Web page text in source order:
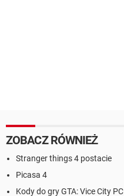
ZOBACZ RÓWNIEŻ
Stranger things 4 postacie
Picasa 4
Kody do gry GTA: Vice City PC